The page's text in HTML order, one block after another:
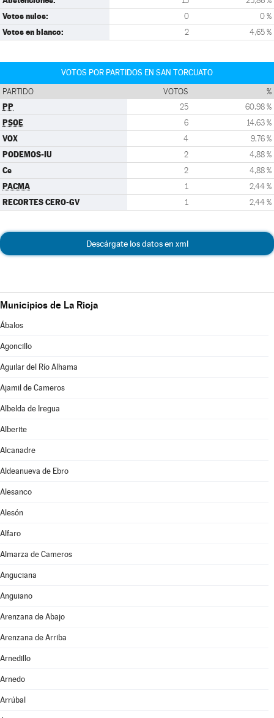
Votos nulos: 0 0 %
Votos en blanco: 2 4,65 %
VOTOS POR PARTIDOS EN SAN TORCUATO
PARTIDO VOTOS %
PP 25 60,98 %
PSOE 6 14,63 %
VOX 4 9,76 %
PODEMOS-IU 2 4,88 %
Cs 2 4,88 %
PACMA 1 2,44 %
RECORTES CERO-GV 1 2,44 %
Descárgate los datos en xml
Municipios de La Rioja
Ábalos
Agoncillo
Aguilar del Río Alhama
Ajamil de Cameros
Albelda de Iregua
Alberite
Alcanadre
Aldeanueva de Ebro
Alesanco
Alesón
Alfaro
Almarza de Cameros
Anguciana
Anguiano
Arenzana de Abajo
Arenzana de Arriba
Arnedillo
Arnedo
Arrúbal